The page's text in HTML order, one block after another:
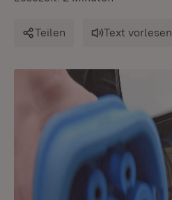
Teilen Text vorlesen